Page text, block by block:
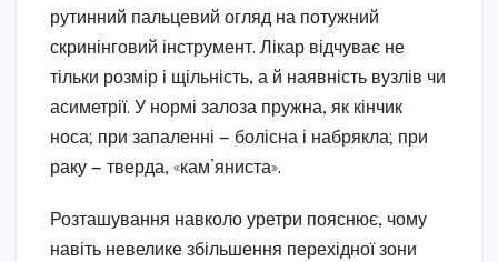
рутинний пальцевий огляд на потужний
скринінговий інструмент. Лікар відчуває не
тільки розмір і щільність, а й наявність вузлів чи
асиметрії. У нормі залоза пружна, як кінчик
носа; при запаленні — болісна і набрякла; при
раку — тверда, «кам’яниста».
Розташування навколо уретри пояснює, чому
навіть невелике збільшення перехідної зони